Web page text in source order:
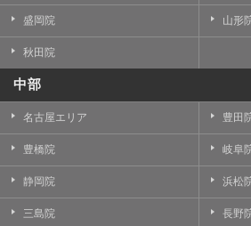
盛岡院 山形
秋田院
中部
名古屋エリア 豊田
豊橋院 岐阜
静岡院 浜松
三島院 長野